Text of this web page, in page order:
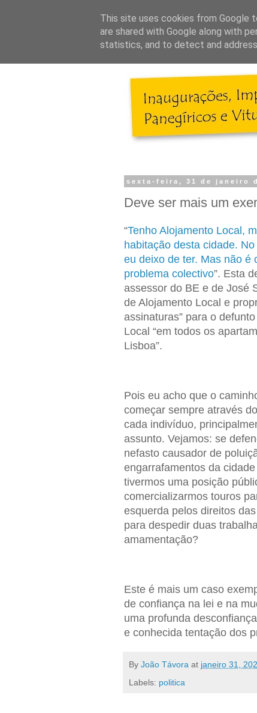
sexta-feira, 31 de janeiro
Deve ser mais um
“Tenho Alojamento Local,
habitação desta cidade.
eu deixo de ter. Mas não é
problema colectivo”. Esta
assessor do BE e de José
de Alojamento Local e
assinaturas” para o
Local “em todos os
Lisboa”.
Pois eu acho que o
começar sempre através
cada indivíduo,
assunto. Vejamos: se
nefasto causador de
engarrafamentos da
tivermos uma posição
comercializarmos touros
esquerda pelos direitos
para despedir duas
amamentação?
Este é mais um caso
de confiança na lei e na
uma profunda
e conhecida tentação dos
By João Távora at janeiro 31,
Labels: politica
This site uses cookies from Google
are shared with Google along with
statistics, and to detect and